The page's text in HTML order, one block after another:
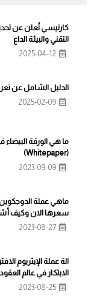
كارتيسي تُعلن عن
التقني والبيئة الداع
2025-04-12
الدليل الشامل عن
2025-02-09
ما هي الورقة
(Whitepaper)
2023-09-09
سعرها الان وكيف
2023-08-27
الابتكار في عالم العقود
2023-08-25